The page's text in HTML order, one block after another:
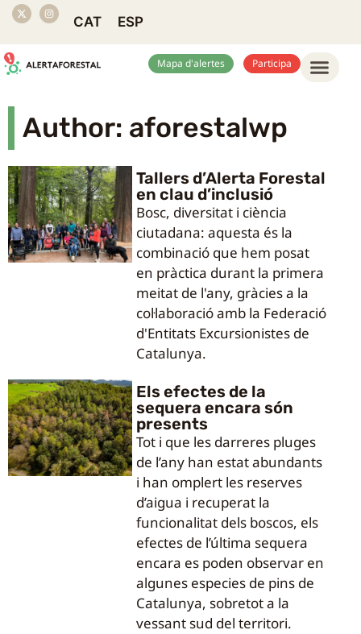
CAT ESP
Mapa d'alertes Participa
Author: aforestalwp
Tallers d’Alerta Forestal
en clau d’inclusió
Bosc, diversitat i ciència
ciutadana: aquesta és la
combinació que hem posat
en pràctica durant la primera
meitat de l'any, gràcies a la
col·laboració amb la Federació
d'Entitats Excursionistes de
Catalunya.
Els efectes de la
sequera encara són
presents
Tot i que les darreres pluges
de l’any han estat abundants
i han omplert les reserves
d’aigua i recuperat la
funcionalitat dels boscos, els
efectes de l’última sequera
encara es poden observar en
algunes especies de pins de
Catalunya, sobretot a la
vessant sud del territori.